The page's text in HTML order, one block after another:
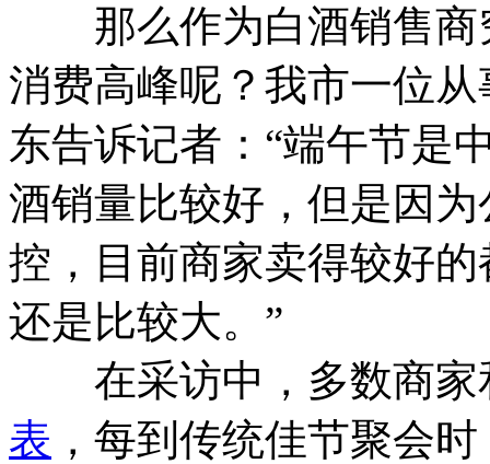
那么作为白酒销售商
消费高峰呢？我市一位
东告诉记者：“端午节是
酒销量比较好，但是因
控，目前商家卖得较好
还是比较大。”
在采访中，多数商家
表 ，每到传统佳节聚会